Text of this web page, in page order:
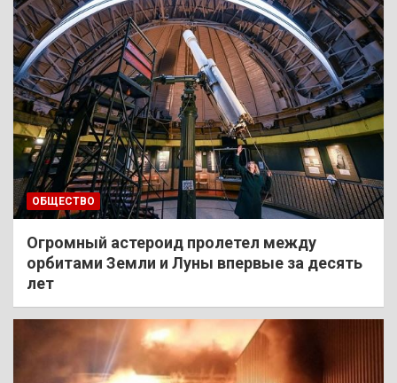
ОБЩЕСТВО
Огромный астероид пролетел между
орбитами Земли и Луны впервые за десять
лет